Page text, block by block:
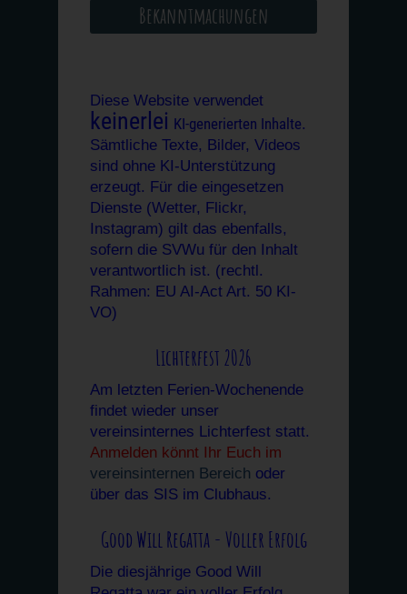
Bekanntmachungen
Diese Website verwendet
keinerlei KI-generierten Inhalte.
Sämtliche Texte, Bilder, Videos
sind ohne KI-Unterstützung
erzeugt. Für die eingesetzen
Dienste (Wetter, Flickr,
Instagram) gilt das ebenfalls,
sofern die SVWu für den Inhalt
verantwortlich ist. (rechtl.
Rahmen: EU AI-Act Art. 50 KI-
VO)
Lichterfest 2026
Am letzten Ferien-Wochenende
findet wieder unser
vereinsinternes Lichterfest statt.
Anmelden könnt Ihr Euch im
vereinsinternen Bereich oder
über das SIS im Clubhaus.
Good Will Regatta - Voller Erfolg
Die diesjährige Good Will